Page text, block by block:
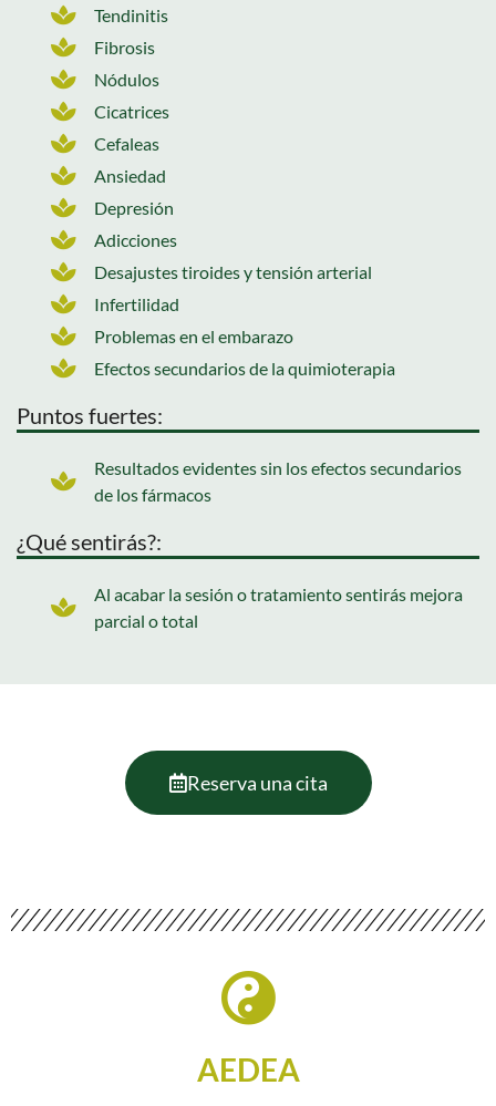
Tendinitis
Fibrosis
Nódulos
Cicatrices
Cefaleas
Ansiedad
Depresión
Adicciones
Desajustes tiroides y tensión arterial
Infertilidad
Problemas en el embarazo
Efectos secundarios de la quimioterapia
Puntos fuertes:
Resultados evidentes sin los efectos secundarios
de los fármacos
¿Qué sentirás?:
Al acabar la sesión o tratamiento sentirás mejora
parcial o total
Reserva una cita
AEDEA